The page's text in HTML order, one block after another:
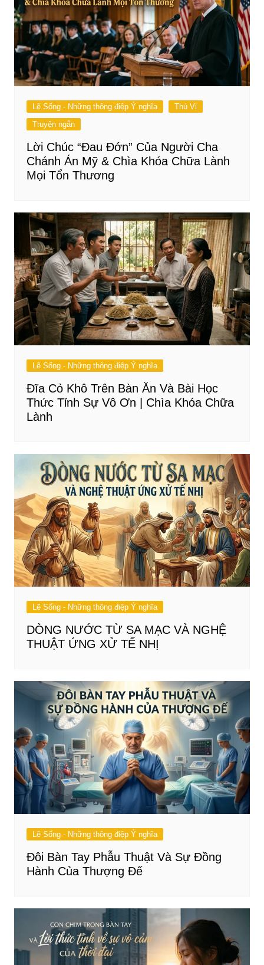
Lẽ Sống - Những thông điệp Ý nghĩa
Thú Vị
Truyện ngắn
Lời Chúc “Đau Đớn” Của Người Cha
Chánh Án Mỹ & Chìa Khóa Chữa Lành
Mọi Tổn Thương
Lẽ Sống - Những thông điệp Ý nghĩa
Đĩa Cỏ Khô Trên Bàn Ăn Và Bài Học
Thức Tỉnh Sự Vô Ơn | Chìa Khóa Chữa
Lành
Lẽ Sống - Những thông điệp Ý nghĩa
DÒNG NƯỚC TỪ SA MẠC VÀ NGHỆ
THUẬT ỨNG XỬ TẾ NHỊ
Lẽ Sống - Những thông điệp Ý nghĩa
Đôi Bàn Tay Phẫu Thuật Và Sự Đồng
Hành Của Thượng Đế